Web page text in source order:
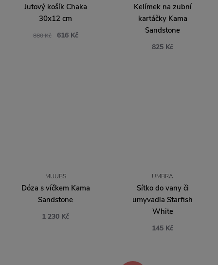
Jutový košík Chaka
30x12 cm
880 Kč 616 Kč
Kelímek na zubní
kartáčky Kama
Sandstone
825 Kč
MUUBS
Dóza s víčkem Kama
Sandstone
1 230 Kč
UMBRA
Sítko do vany či
umyvadla Starfish
White
145 Kč